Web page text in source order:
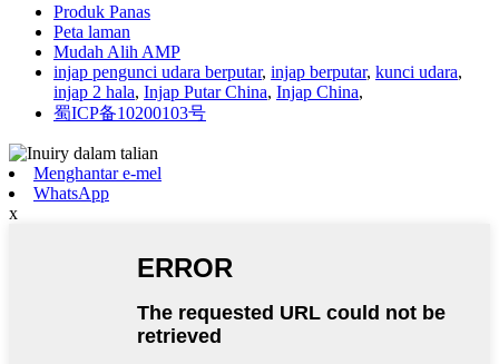
Produk Panas
Peta laman
Mudah Alih AMP
injap pengunci udara berputar, injap berputar, kunci udara,
injap 2 hala, Injap Putar China, Injap China,
蜀ICP备10200103号
Menghantar e-mel
WhatsApp
x